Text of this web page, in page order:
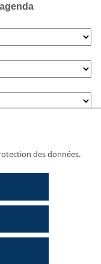
des données.